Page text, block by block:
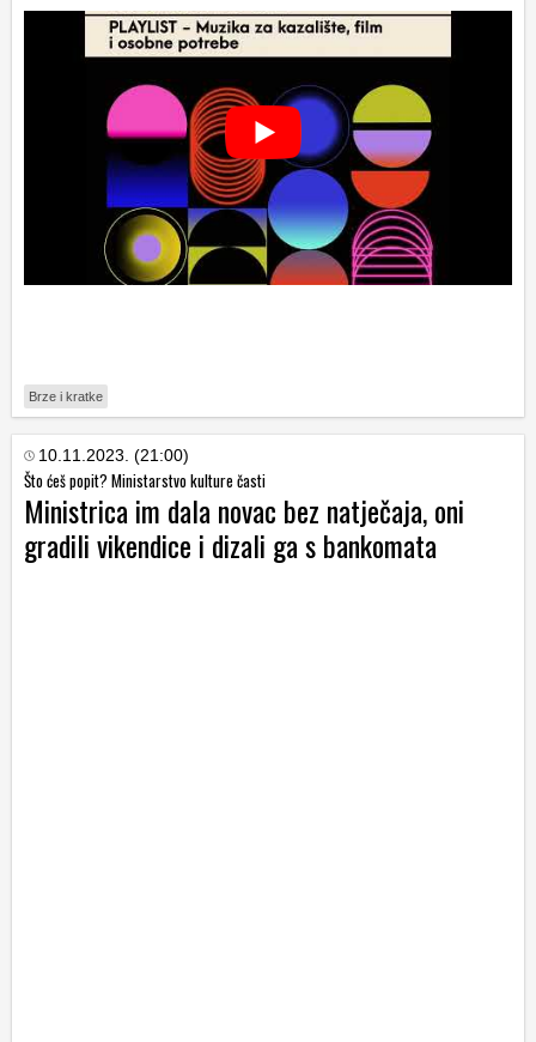
Brze i kratke
10.11.2023. (21:00)
Što ćeš popit? Ministarstvo kulture časti
Ministrica im dala novac bez natječaja, oni
gradili vikendice i dizali ga s bankomata